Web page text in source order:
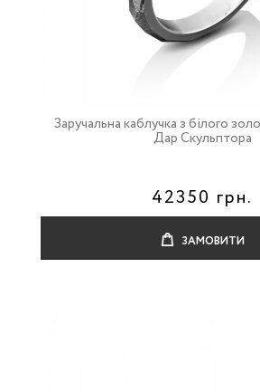
Заручальна каблучка з білого
Дар Скульптора
42350 грн.
ЗАМОВИТИ